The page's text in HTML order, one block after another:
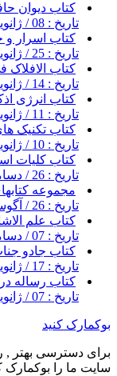
کتاب دیوان
تاریخ : 08 / ژانویه / 2017
کتاب اسرار و
تاریخ : 25 / ژانویه / 2017
کتاب
تاریخ : 14 / ژانویه / 2017
کتاب انرژی
تاریخ : 11 / ژانویه / 2017
کتاب تکنیک
تاریخ : 10 / ژانویه / 2017
کتاب کلیات
تاریخ : 26 / دسامبر / 2016
مجموعه
تاریخ : 26 / آگوست / 2018
کتاب علم
تاریخ : 07 / دسامبر / 2016
کتاب جادو
تاریخ : 17 / ژانویه / 2017
کتاب رساله
تاریخ : 07 / ژانویه / 2017
بوکمارک کنید
برای دسترسی بهتر ,
سایت ما را بوکمارک